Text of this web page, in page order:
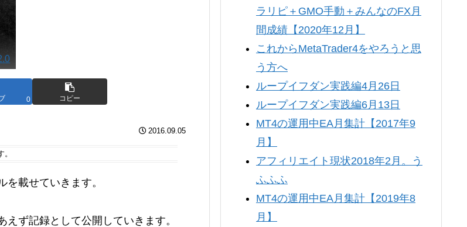
0 コピー
2016.09.05
。
載せていきます。
ず記録として公開していきます。
ラリピ＋GMO手動＋みんなのFX月
間成績【2020年12月】
これからMetaTrader4をやろうと思
う方へ
ループイフダン実践編4月26日
ループイフダン実践編6月13日
MT4の運用中EA月集計【2017年9
月】
アフィリエイト現状2018年2月。う
ふふふ
MT4の運用中EA月集計【2019年8
月】